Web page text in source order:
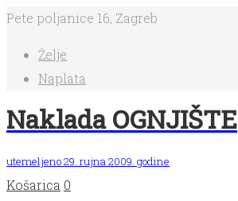
Pete poljanice 16, Zagreb
Želje
Naplata
Naklada OGNJIŠTE
utemeljeno 29. rujna 2009. godine
Košarica 0